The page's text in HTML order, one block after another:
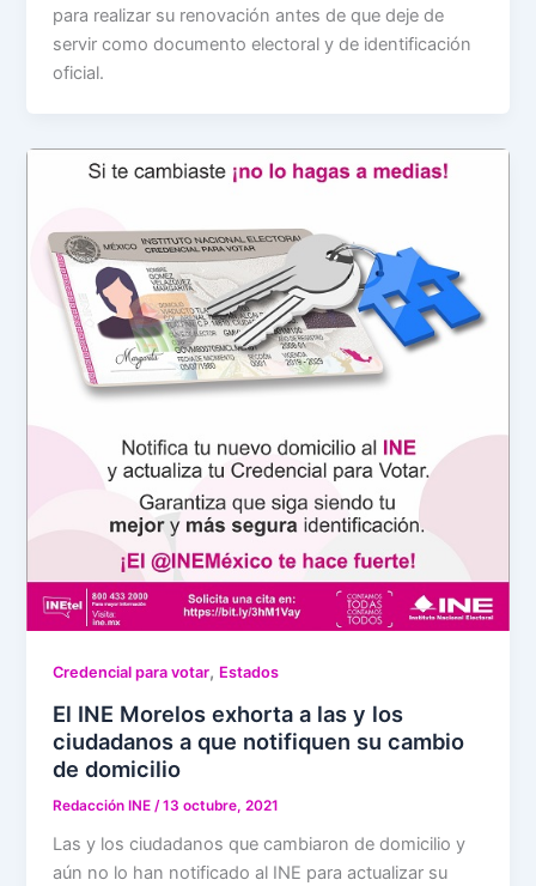
para realizar su renovación antes de que deje de
servir como documento electoral y de identificación
oficial.
Credencial para votar, Estados
El INE Morelos exhorta a las y los
ciudadanos a que notifiquen su cambio
de domicilio
Redacción INE /13 octubre, 2021
Las y los ciudadanos que cambiaron de domicilio y
aún no lo han notificado al INE para actualizar su